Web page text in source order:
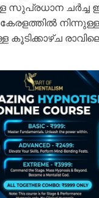
സുപ്രധാന ചർച്ച
നിന്നുള്ള